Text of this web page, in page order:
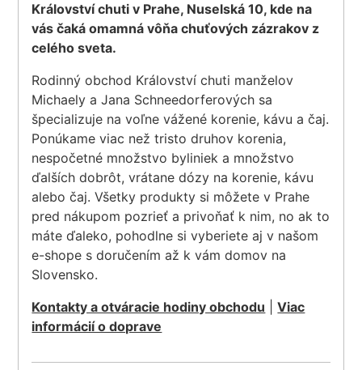
Království chuti v Prahe, Nuselská 10, kde na
vás čaká omamná vôňa chuťových zázrakov z
celého sveta.
Rodinný obchod Království chuti manželov
Michaely a Jana Schneedorferových sa
špecializuje na voľne vážené korenie, kávu a čaj.
Ponúkame viac než tristo druhov korenia,
nespočetné množstvo byliniek a množstvo
ďalších dobrôt, vrátane dózy na korenie, kávu
alebo čaj. Všetky produkty si môžete v Prahe
pred nákupom pozrieť a privoňať k nim, no ak to
máte ďaleko, pohodlne si vyberiete aj v našom
e-shope s doručením až k vám domov na
Slovensko.
Kontakty a otváracie hodiny obchodu |Viac
informácií o doprave